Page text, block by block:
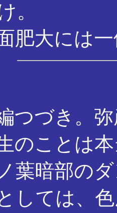
。
肥大には
つづき。
のことは
葉暗部の
しては、